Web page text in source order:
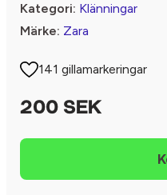
Kategori: Klänningar
Märke: Zara
141 gillamarkeringar
200 SEK